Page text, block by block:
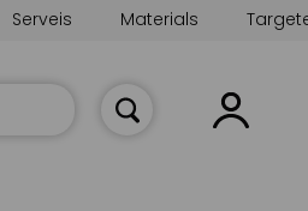
Materials
Serveis